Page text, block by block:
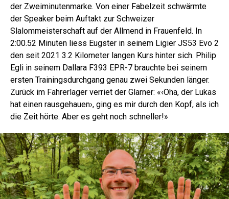
der Zweiminutenmarke. Von ­einer Fabelzeit schwärmte
der Speaker beim Auftakt zur Schweizer
Slalommeisterschaft auf der Allmend in Frauenfeld. In
2:00.52 Minuten liess Eugster in seinem Ligier JS53 Evo 2
den seit 2021 3.2 Kilometer langen Kurs hinter sich. Philip
Egli in seinem Dallara F393 EPR-7 brauchte bei seinem
ersten Trainingsdurchgang genau zwei Sekunden länger.
Zurück im Fahrerlager verriet der Glarner: «‹Oha, der Lukas
hat einen rausgehauen›, ging es mir durch den Kopf, als ich
die Zeit hörte. Aber es geht noch schneller!»